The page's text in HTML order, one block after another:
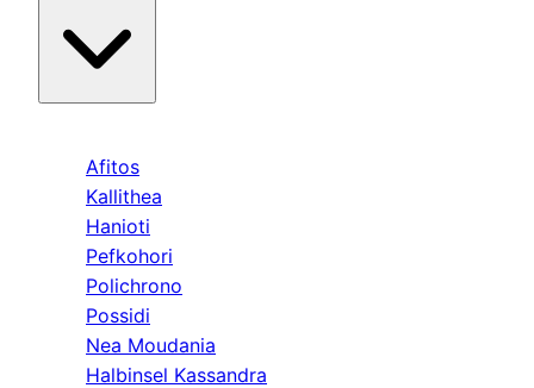
Afitos
Kallithea
Hanioti
Pefkohori
Polichrono
Possidi
Nea Moudania
Halbinsel Kassandra